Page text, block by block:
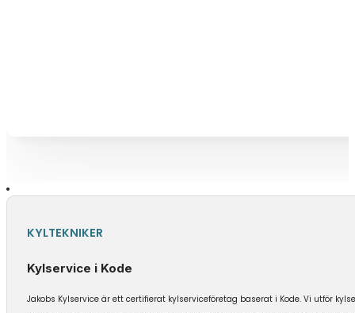
Kylservice i Kode
Jakobs Kylservice är ett certifierat kylserviceföretag baserat i Kode. Vi utför
KYLTEKNIKER